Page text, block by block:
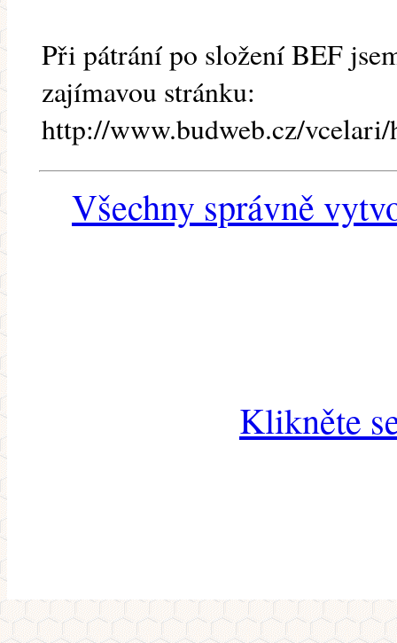
Při pátrání po složení BEF
zajímavou stránku:
http://www.budweb.cz/
Všechny správně
Klikněte